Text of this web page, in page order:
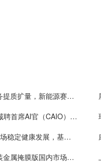
艾斯迪：铝合金轻量化零部件业务提质扩量，新能源赛道占比持续提高
智引未来·共赴AI时代 | 华光源海诚聘首席AI官（CAIO），共创智慧物流新未来！
北交所邀8家公募基金座谈：促市场稳定健康发展，基金称上市公司质量持续提升
高光新材挂牌新三板，通用、封装金属掩膜版国内市场份额排名第一